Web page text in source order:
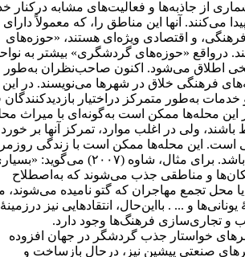
از جاذبه‌ها و فعالیت‌های مشابه درکنار
می‌کنند. آنها این مناطق را، که معمولاً
و اقتصادی ویژه‌ای هستند، «حوزه‌های
درواقع «حوزه‌های گردشگری» بیشتر به
اطلاق می‌شود. اکنون صاحب‌نظران به‌طور
فرهنگی خلاق در شهرها می‌نویسند. در این
به‌طور متمرکز دراختیار بازدید‌کنندگان
این محله‌ها ممکن است به‌گونه‌ای با میراث
ولی در اغلب موارد، تمرکز آنها بر
این محله‌ها ممکن است با زندگی
ساکنان نیز مرتبط باشد. برای مثال، شاوه (۲۰۰۷)
مکان‌ها و مناطقی جذب می‌شوند که به‌اصطلاح
محل تجمع مهاجران که گتو نامیده می‌شوند،
و ... . بااین‌حال، انتقادهایی نیز درزمینۀ
و تجاری‌سازی فرهنگ‌ها وجود دارد.
خواستار جذب گردشگر در جهان افزوده
صنعتی پیشین نیز، درحال بازساخت و